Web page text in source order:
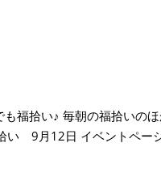
福拾い♪ 毎朝の福拾いの
い 9月12日 イベントペー